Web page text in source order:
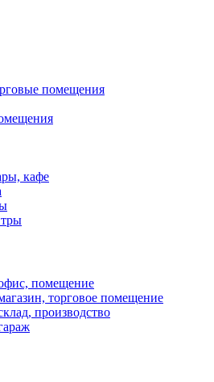
помещения
кафе
помещение
торговое помещение
производство